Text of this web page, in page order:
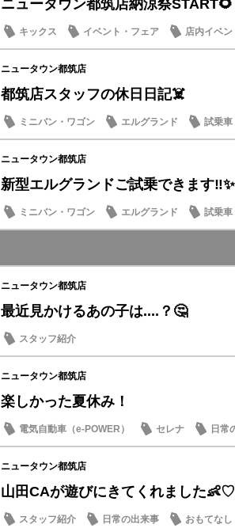
ニュータウン都筑店納涼祭START🌻
キックス イベント・フェア
店内イベン
季節のメンテナンス
ニュータウン都筑店
都筑店スタッフの休日日記☠️
ミニバン・ワゴン エルグランド
試乗車
豆知識
ニュータウン都筑店
新型エルグランドご試乗できます‼️✨
ミニバン・ワゴン エルグランド
試乗車
話題の情報
ニュータウン都筑店
最近見かけるあの子は....？🤔
スタッフ紹介
ニュータウン都筑店
楽しかった夏休み！
電気自動車（e-POWER） セレナ 日常
ニュータウン都筑店
山田CAが遊びにきてくれました👶♡
スタッフ紹介 日常の出来事 おもてなし